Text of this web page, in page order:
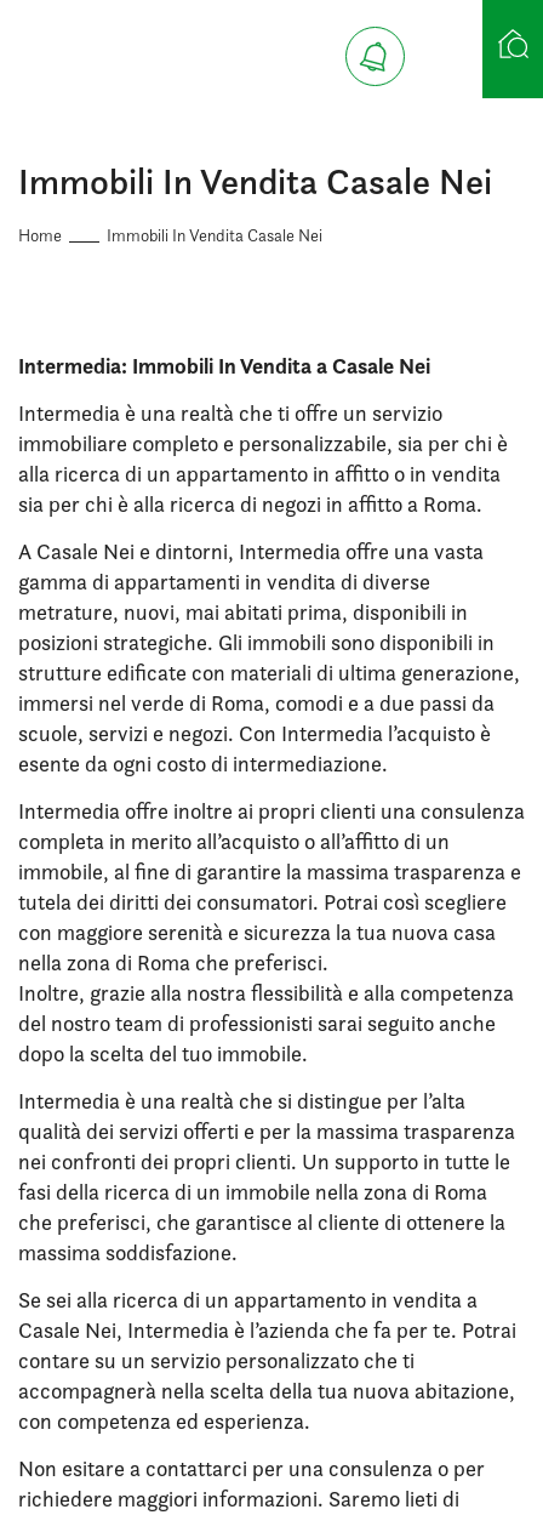
Immobili In Vendita Casale Nei
Home Immobili In Vendita Casale Nei
Intermedia: Immobili In Vendita a Casale Nei
Intermedia è una realtà che ti offre un servizio
immobiliare completo e personalizzabile, sia per chi è
alla ricerca di un appartamento in affitto o in vendita
sia per chi è alla ricerca di negozi in affitto a Roma.
A Casale Nei e dintorni, Intermedia offre una vasta
gamma di appartamenti in vendita di diverse
metrature, nuovi, mai abitati prima, disponibili in
posizioni strategiche. Gli immobili sono disponibili in
strutture edificate con materiali di ultima generazione,
immersi nel verde di Roma, comodi e a due passi da
scuole, servizi e negozi. Con Intermedia l’acquisto è
esente da ogni costo di intermediazione.
Intermedia offre inoltre ai propri clienti una consulenza
completa in merito all’acquisto o all’affitto di un
immobile, al fine di garantire la massima trasparenza e
tutela dei diritti dei consumatori. Potrai così scegliere
con maggiore serenità e sicurezza la tua nuova casa
nella zona di Roma che preferisci.
Inoltre, grazie alla nostra flessibilità e alla competenza
del nostro team di professionisti sarai seguito anche
dopo la scelta del tuo immobile.
Intermedia è una realtà che si distingue per l’alta
qualità dei servizi offerti e per la massima trasparenza
nei confronti dei propri clienti. Un supporto in tutte le
fasi della ricerca di un immobile nella zona di Roma
che preferisci, che garantisce al cliente di ottenere la
massima soddisfazione.
Se sei alla ricerca di un appartamento in vendita a
Casale Nei, Intermedia è l’azienda che fa per te. Potrai
contare su un servizio personalizzato che ti
accompagnerà nella scelta della tua nuova abitazione,
con competenza ed esperienza.
Non esitare a contattarci per una consulenza o per
richiedere maggiori informazioni. Saremo lieti di